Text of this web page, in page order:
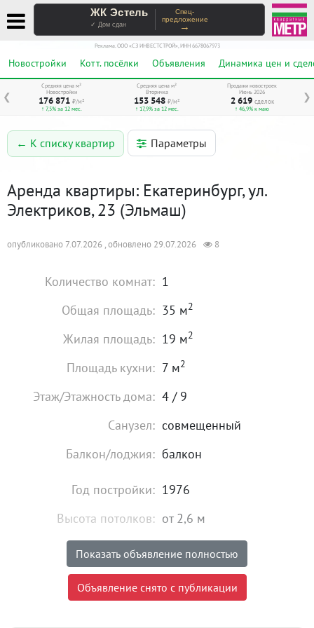
ЖК Эстель
✓ Дом сдан
Спец-
предложение
→
Реклама. ООО «СЗ ИНВЕСТСТРОЙ», ИНН 6678067973
Новостройки Котт. посёлки Объявления Динамика цен и
❮ ❯
Средняя цена м²
Новостройки
176 871 ₽/м²
↑ 7,5% за 12 мес.
Средняя цена м²
Вторичка
153 548 ₽/м²
↑ 17,9% за 12 мес.
Продажи новостроек
Июнь 2026
2 619 сделок
↑ 46,9% к маю
← К списку квартир Параметры
Аренда квартиры: Екатеринбург, ул.
Электриков, 23 (Эльмаш)
опубликовано 7.07.2026 , обновлено 29.07.2026 8
Количество комнат: 1
Общая площадь: 35 м2
Жилая площадь: 19 м2
Площадь кухни: 7 м2
Этаж/Этажность дома: 4 / 9
Санузел: совмещенный
Балкон/лоджия: балкон
Год постройки: 1976
Высота потолков: от 2,6 м
Состояние: хорошее
Мебель: есть
Показать объявление полностью
Объявление снято с публикации